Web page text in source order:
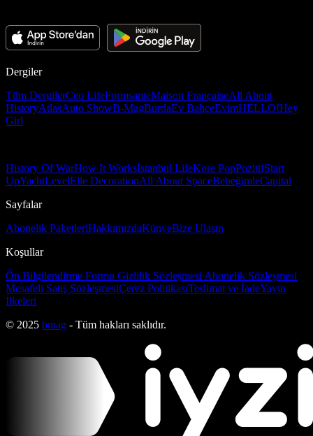
Dergiler
Tüm DergilerCeo LifeFormsanteMaison FrançaiseAll About
HistoryAtlasAuto ShowB-MagBurdaEv BahçeEvimHELLO!Hey
Girl
History Of WarHow It Worksİstanbul LifeKore PopPozitifStart
UpYachtLevelElle DecorationAll About SpaceBebeğimleCapital
Sayfalar
Abonelik PaketleriHakkımızdaKünyeBize Ulaşın
Koşullar
Ön Bilgilendirme Formu Gizlilik Sözleşmesi Abonelik Sözleşmesi
Mesafeli Satış SözleşmesiÇerez PolitikasıTeslimat ve İadeYayın
İlkeleri
© 2025 bmag - Tüm hakları saklıdır.